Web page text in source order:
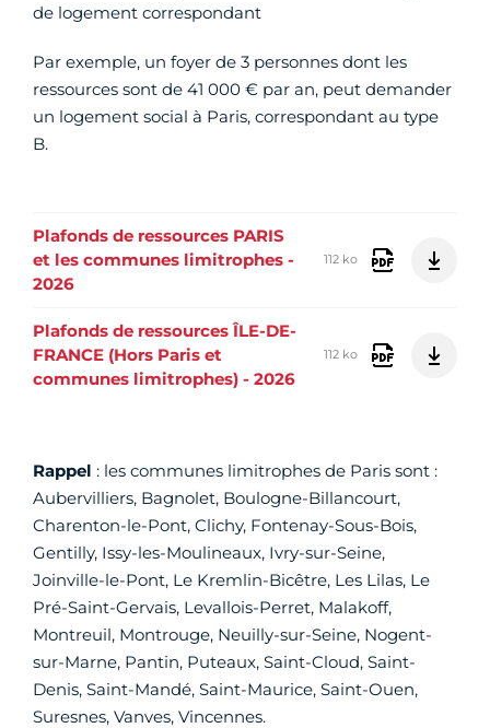
de logement correspondant
Par exemple, un foyer de 3 personnes dont les
ressources sont de 41 000 € par an, peut demander
un logement social à Paris, correspondant au type
B.
Plafonds de ressources PARIS
et les communes limitrophes -
2026
112 ko
Plafonds de ressources ÎLE-DE-
FRANCE (Hors Paris et
communes limitrophes) - 2026
112 ko
Rappel : les communes limitrophes de Paris sont :
Aubervilliers, Bagnolet, Boulogne-Billancourt,
Charenton-le-Pont, Clichy, Fontenay-Sous-Bois,
Gentilly, Issy-les-Moulineaux, Ivry-sur-Seine,
Joinville-le-Pont, Le Kremlin-Bicêtre, Les Lilas, Le
Pré-Saint-Gervais, Levallois-Perret, Malakoff,
Montreuil, Montrouge, Neuilly-sur-Seine, Nogent-
sur-Marne, Pantin, Puteaux, Saint-Cloud, Saint-
Denis, Saint-Mandé, Saint-Maurice, Saint-Ouen,
Suresnes, Vanves, Vincennes.